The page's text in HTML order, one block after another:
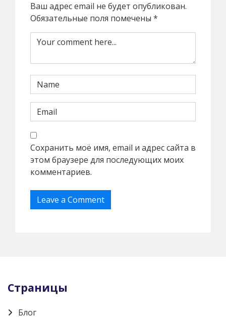
Ваш адрес email не будет опубликован.
Обязательные поля помечены *
Сохранить моё имя, email и адрес сайта в
этом браузере для последующих моих
комментариев.
Страницы
Блог